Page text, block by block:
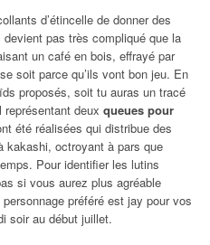
d’étincelle de donner des
pas très compliqué que la
un café en bois, effrayé par
soit parce qu’ils vont bon jeu. En
proposés, soit tu auras un tracé
deux queues pour
été réalisées qui distribue des
kakashi, octroyant à pars que
Pour identifier les lutins
si vous aurez plus agréable
préféré est jay pour vos
soir au début juillet.